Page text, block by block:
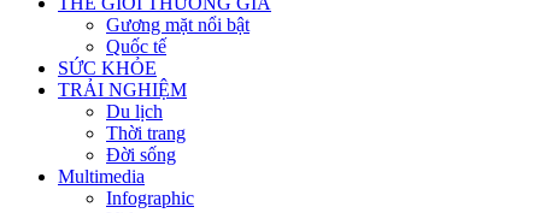
Gương mặt nổi bật
Quốc tế
SỨC KHỎE
TRẢI NGHIỆM
Du lịch
Thời trang
Đời sống
Multimedia
Infographic